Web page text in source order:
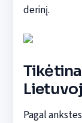
derinį.
Pagal